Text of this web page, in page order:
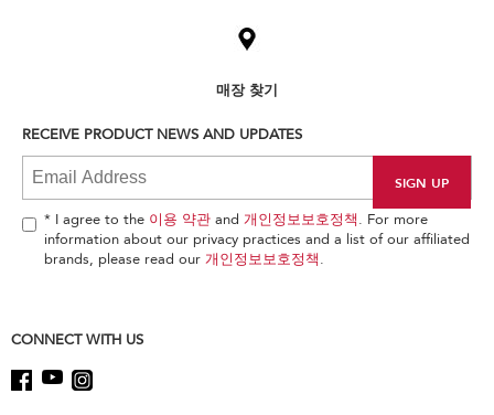
find
the
end
매장 찾기
RECEIVE PRODUCT NEWS AND UPDATES
* I agree to the 이용 약관 and 개인정보보호정책. For more
information about our privacy practices and a list of our affiliated
brands, please read our 개인정보보호정책.
CONNECT WITH US